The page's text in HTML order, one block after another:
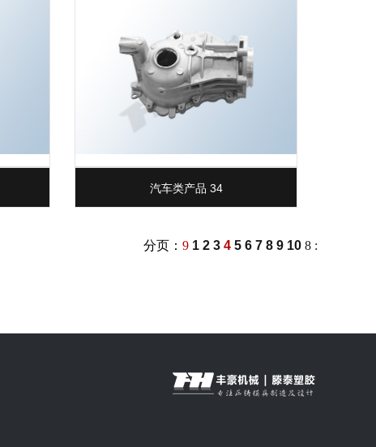
汽车类产品 34
分页： 9 1 2 3 4 5 6 7 8 9 10 8 :